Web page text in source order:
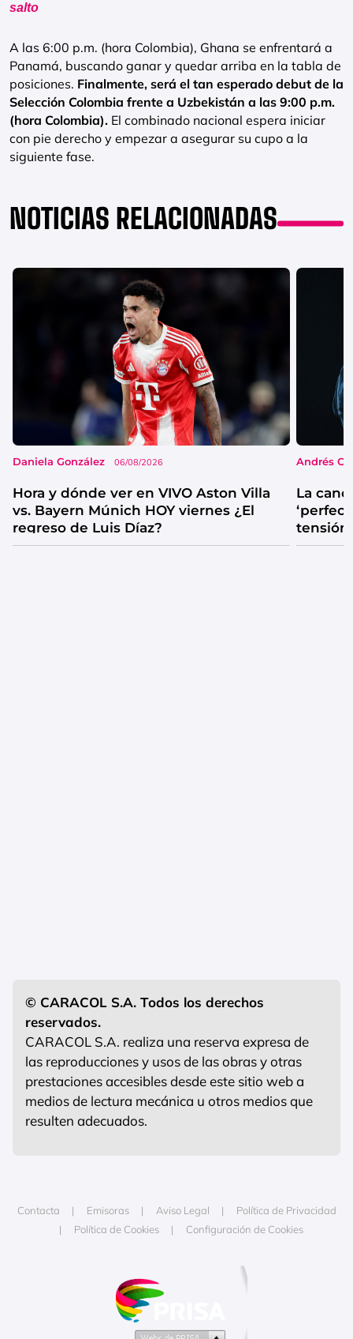
salto
A las 6:00 p.m. (hora Colombia), Ghana se enfrentará a
Panamá, buscando ganar y quedar arriba en la tabla de
posiciones. Finalmente, será el tan esperado debut de la
Selección Colombia frente a Uzbekistán a las 9:00 p.m.
(hora Colombia). El combinado nacional espera iniciar
con pie derecho y empezar a asegurar su cupo a la
siguiente fase.
NOTICIAS RELACIONADAS
Daniela González 06/08/2026
Hora y dónde ver en VIVO Aston Villa
vs. Bayern Múnich HOY viernes ¿El
regreso de Luis Díaz?
Andrés
La
tensión
catarsis
© CARACOL S.A. Todos los derechos
reservados.
CARACOL S.A. realiza una reserva expresa de
las reproducciones y usos de las obras y otras
prestaciones accesibles desde este sitio web a
medios de lectura mecánica u otros medios que
resulten adecuados.
Contacta Emisoras Aviso Legal
Política de Privacidad
Política de Cookies
Configuración de Cookies